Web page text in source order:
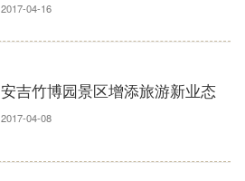
2017-04-16
安吉竹博园景区增添旅游新业态
2017-04-08